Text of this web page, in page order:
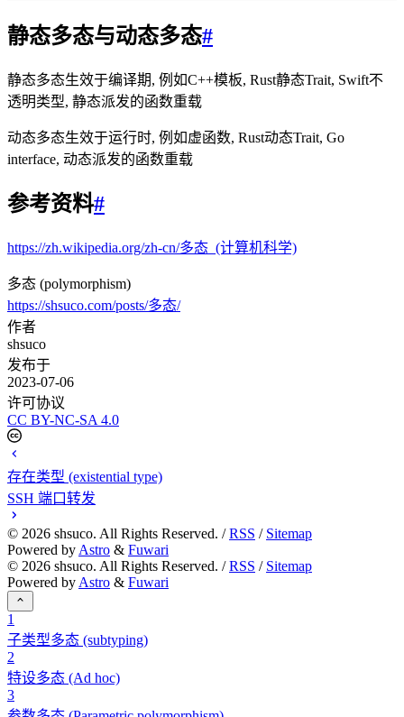
静态多态与动态多态#
静态多态生效于编译期, 例如C++模板, Rust静态Trait, Swift不
透明类型, 静态派发的函数重载
动态多态生效于运行时, 例如虚函数, Rust动态Trait, Go
interface, 动态派发的函数重载
参考资料#
https://zh.wikipedia.org/zh-cn/多态_(计算机科学)
多态 (polymorphism)
https://shsuco.com/posts/多态/
作者
shsuco
发布于
2023-07-06
许可协议
CC BY-NC-SA 4.0
存在类型 (existential type)
SSH 端口转发
© 2026 shsuco. All Rights Reserved. /RSS / Sitemap
Powered by Astro & Fuwari
© 2026 shsuco. All Rights Reserved. /RSS / Sitemap
Powered by Astro & Fuwari
1
子类型多态 (subtyping)
2
特设多态 (Ad hoc)
3